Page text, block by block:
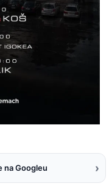
na Googleu ›